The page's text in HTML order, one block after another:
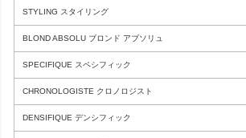
STYLING スタイリング
BLOND ABSOLU ブロンド アブソリュ
SPECIFIQUE スペシフィック
CHRONOLOGISTE クロノロジスト
DENSIFIQUE デンシフィック